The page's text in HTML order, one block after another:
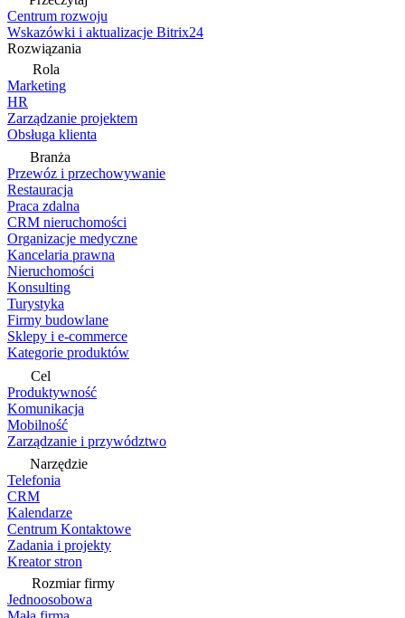
Centrum rozwoju
Wskazówki i aktualizacje Bitrix24
Rozwiązania
Rola
Marketing
HR
Zarządzanie projektem
Obsługa klienta
Branża
Przewóz i przechowywanie
Restauracja
Praca zdalna
CRM nieruchomości
Organizacje medyczne
Kancelaria prawna
Nieruchomości
Konsulting
Turystyka
Firmy budowlane
Sklepy i e-commerce
Kategorie produktów
Cel
Produktywność
Komunikacja
Mobilność
Zarządzanie i przywództwo
Narzędzie
Telefonia
CRM
Kalendarze
Centrum Kontaktowe
Zadania i projekty
Kreator stron
Rozmiar firmy
Jednoosobowa